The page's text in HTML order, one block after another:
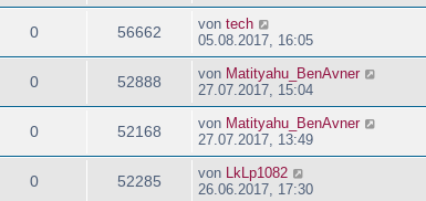
0 56662 von tech
05.08.2017, 16:05
0 52888 von Matityahu_BenAvner
27.07.2017, 15:04
0 52168 von Matityahu_BenAvner
27.07.2017, 13:49
0 52285 von
LkLp1082
26.06.2017, 17:30